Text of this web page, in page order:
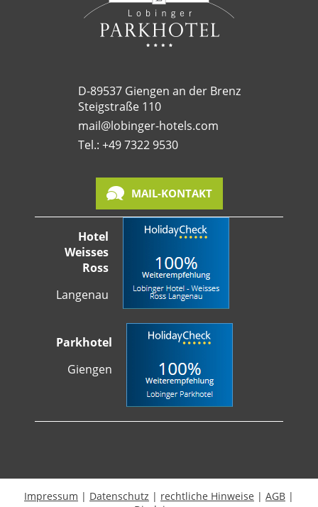
D-89537 Giengen an der Brenz
Steigstraße 110
mail@lobinger-hotels.com
Tel.: +49 7322 9530
MAIL-KONTAKT
Hotel
Weisses
Ross
Langenau
Parkhotel
Giengen
Impressum | Datenschutz | rechtliche Hinweise | AGB |